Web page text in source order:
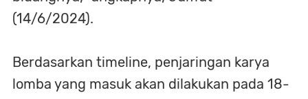
(14/6/2024).
Berdasarkan timeline, penjaringan karya
lomba yang masuk akan dilakukan pada 18-